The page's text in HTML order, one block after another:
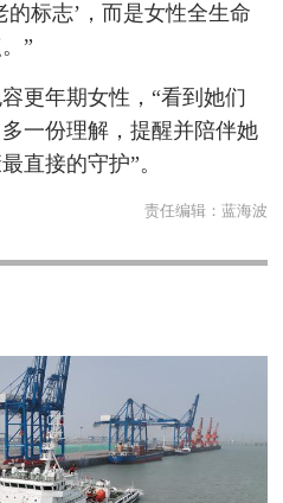
标志’，而是女性全生命
”
更年期女性，“看到她们
一份理解，提醒并陪伴她
直接的守护”。
责任编辑： 蓝海波